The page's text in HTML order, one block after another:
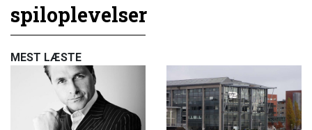
spiloplevelser
MEST LÆSTE